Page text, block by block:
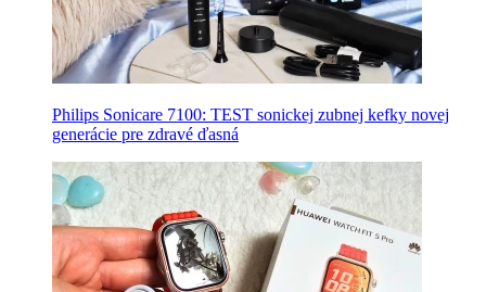
Philips Sonicare 7100: TEST sonickej zubnej kefky novej
generácie pre zdravé ďasná